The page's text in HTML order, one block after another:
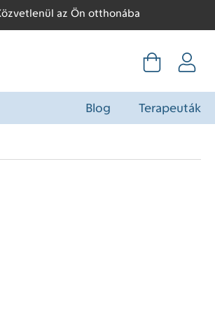
az Ön otthonába
Blog Terapeuták